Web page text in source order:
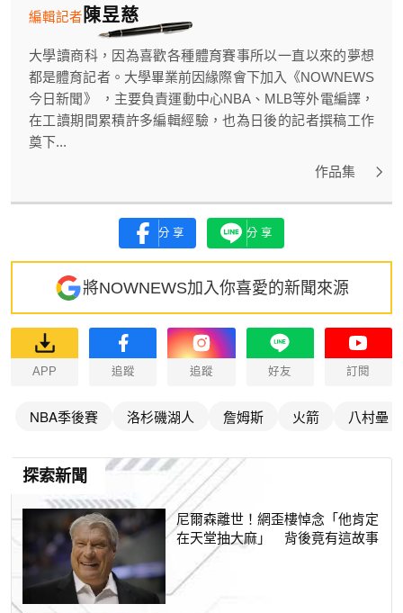
陳昱慈
編輯記者
大學讀商科，因為喜歡各種體育賽事所以一直以來的夢想
都是體育記者。大學畢業前因緣際會下加入《NOWNEWS
今日新聞》 ，主要負責運動中心NBA、MLB等外電編譯，
在工讀期間累積許多編輯經驗，也為日後的記者撰稿工作
奠下...
作品集
分享 分享
將NOWNEWS加入你喜愛的新聞來源
APP 追蹤 追蹤 好友 訂閱
NBA季後賽 洛杉磯湖人 詹姆斯 火箭 八村壘
探索新聞
尼爾森離世！網歪樓悼念「他肯定
在天堂抽大麻」 背後竟有這故事